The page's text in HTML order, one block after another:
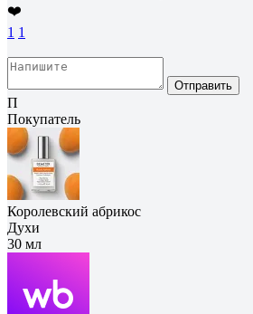
❤️
1 1
Отправить
П
Покупатель
Королевский абрикос
Духи
30 мл